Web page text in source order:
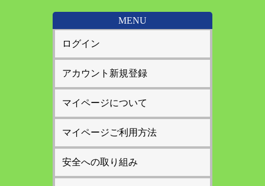
MENU
ログイン
アカウント新規登録
マイページについて
マイページご利用方法
安全への取り組み